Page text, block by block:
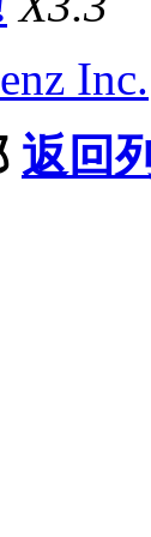
Inc.
返回